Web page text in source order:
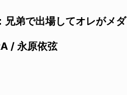
兄弟で出場してオレがメダ
/ 永原依弦